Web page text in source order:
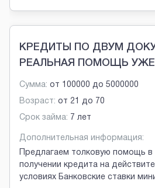
КРЕДИТЫ ПО ДВУМ
РЕАЛЬНАЯ ПОМОЩЬ
Сумма: от 100000 до 5000000
Возраст: от 21 до 70
Срок займа: 7 лет
Дополнительная информация:
Предлагаем толковую помощь
получении кредита на
условиях Банковские ставки